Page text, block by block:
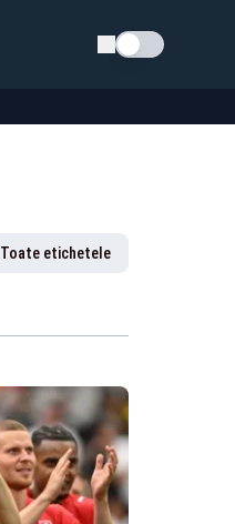
Schimba tema
Toate etichetele